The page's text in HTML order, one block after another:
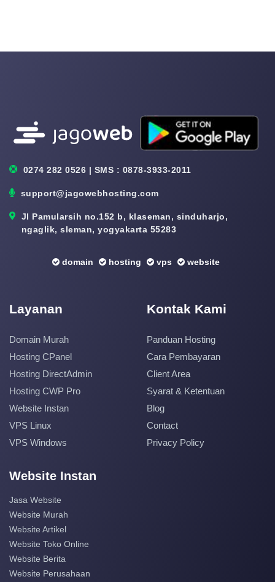
0274 282 0526 | SMS : 0878-3933-2011
support@jagowebhosting.com
Jl Pamularsih no.152 b, klaseman, sinduharjo,
ngaglik, sleman, yogyakarta 55283
domain hosting vps website
Layanan
Domain Murah
Hosting CPanel
Hosting DirectAdmin
Hosting CWP Pro
Website Instan
VPS Linux
VPS Windows
Kontak Kami
Panduan Hosting
Cara Pembayaran
Client Area
Syarat & Ketentuan
Blog
Contact
Privacy Policy
Website Instan
Jasa Website
Website Murah
Website Artikel
Website Toko Online
Website Berita
Website Perusahaan